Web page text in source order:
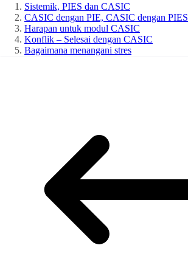
Sistemik, PIES dan CASIC
CASIC dengan PIE, CASIC dengan PIES
Harapan untuk modul CASIC
Konflik – Selesai dengan CASIC
Bagaimana menangani stres